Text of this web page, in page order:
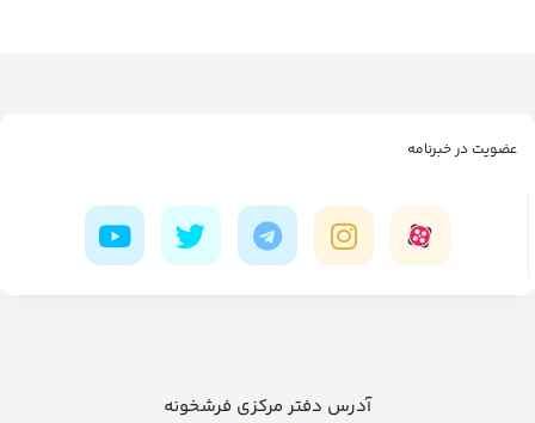
عضویت در خبرنامه
آدرس دفتر مرکزی فرشخونه